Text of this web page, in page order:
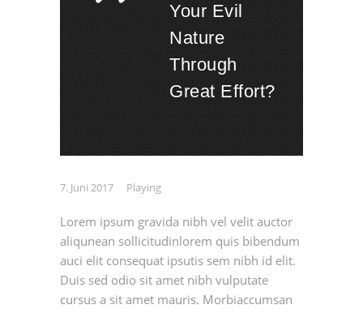
Your Evil
Nature
Through
Great Effort?
7. Juni 2017 Playing
Lorem ipsum gravida nibh vel velit auctor
aliqunean sollicitudinlorem quis bibendum
auci elit consequat ipsutis sem nibh id elit.
Duis sed odio sit amet nibh vulputate
cursus a sit amet mauris. Morbiaccumsan